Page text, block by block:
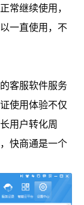
常继续使用，
一直使用，不
客服软件服务
使用体验不仅
用户转化周
快商通是一个